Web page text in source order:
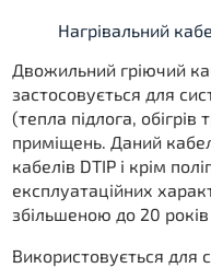
Нагрівальний
Двожильний гріючий
застосовується для
(тепла підлога, обігрів
приміщень. Даний
кабелів DTIP і крім
експлуатаційних
збільшеною до 20
Використовується для